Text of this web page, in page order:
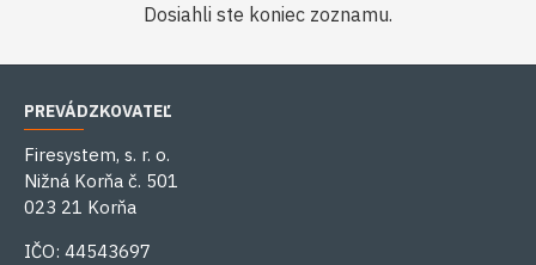
Dosiahli ste koniec zoznamu.
PREVÁDZKOVATEĽ
Firesystem, s. r. o.
Nižná Korňa č. 501
023 21 Korňa
IČO: 44543697